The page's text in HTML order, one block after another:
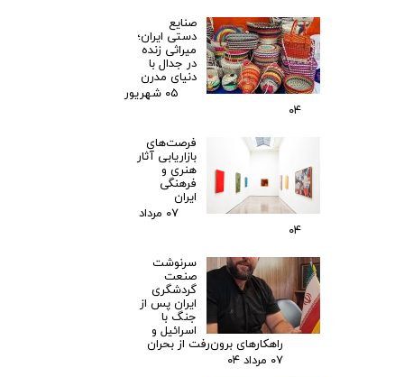
صنایع
دستی ایران؛
میراثی زنده
در جدال با
دنیای مدرن
۰۵ شهریور
۰۴
فرصت‌های
بازاریابی آثار
هنری و
فرهنگی
ایران
۰۷ مرداد
۰۴
سرنوشت
صنعت
گردشگری
ایران پس از
جنگ با
اسرائیل و
راهکارهای برون‌رفت از بحران
۰۷ مرداد ۰۴